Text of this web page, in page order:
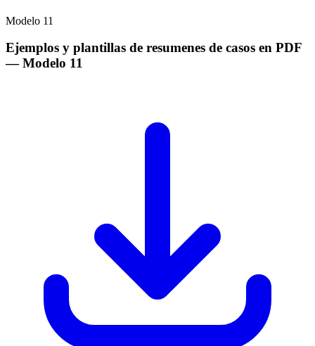
Modelo 11
Ejemplos y plantillas de resumenes de casos en PDF
— Modelo 11